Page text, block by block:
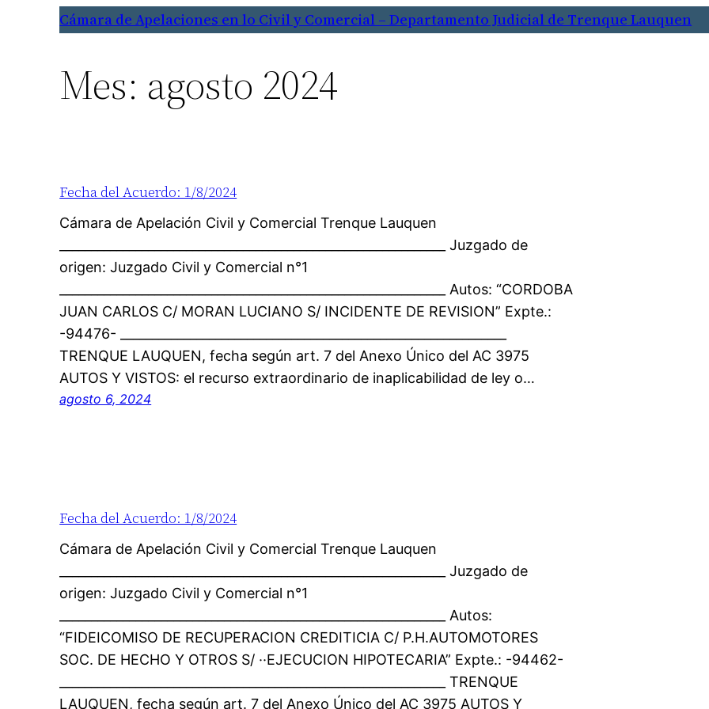
Cámara de Apelaciones en lo Civil y Comercial – Departamento Judicial de Trenque Lauquen
Mes: agosto 2024
Fecha del Acuerdo: 1/8/2024
Cámara de Apelación Civil y Comercial Trenque Lauquen
_____________________________________________________________ Juzgado de
origen: Juzgado Civil y Comercial n°1
_____________________________________________________________ Autos: “CORDOBA
JUAN CARLOS C/ MORAN LUCIANO S/ INCIDENTE DE REVISION” Expte.:
-94476- _____________________________________________________________
TRENQUE LAUQUEN, fecha según art. 7 del Anexo Único del AC 3975
AUTOS Y VISTOS: el recurso extraordinario de inaplicabilidad de ley o…
agosto 6, 2024
Fecha del Acuerdo: 1/8/2024
Cámara de Apelación Civil y Comercial Trenque Lauquen
_____________________________________________________________ Juzgado de
origen: Juzgado Civil y Comercial n°1
_____________________________________________________________ Autos:
“FIDEICOMISO DE RECUPERACION CREDITICIA C/ P.H.AUTOMOTORES
SOC. DE HECHO Y OTROS S/ ··EJECUCION HIPOTECARIA” Expte.: -94462-
_____________________________________________________________ TRENQUE
LAUQUEN, fecha según art. 7 del Anexo Único del AC 3975 AUTOS Y